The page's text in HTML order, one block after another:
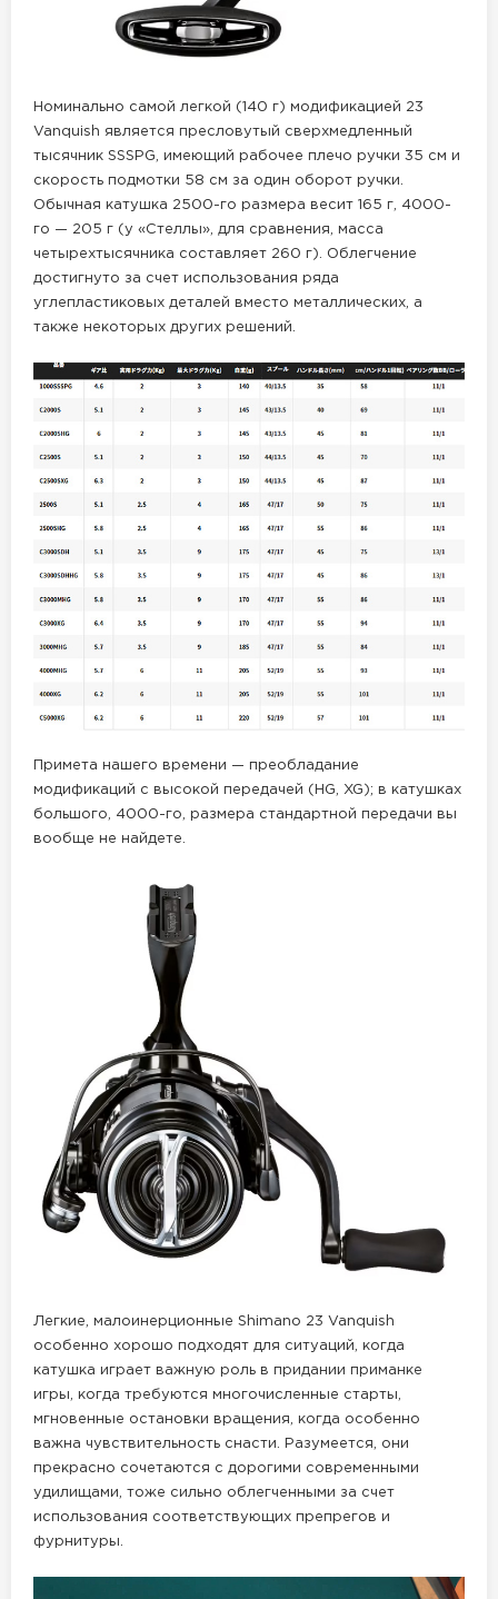
Номинально самой легкой (140 г) модификацией 23
Vanquish является пресловутый сверхмедленный
тысячник SSSPG, имеющий рабочее плечо ручки 35 см и
скорость подмотки 58 см за один оборот ручки.
Обычная катушка 2500-го размера весит 165 г, 4000-
го — 205 г (у «Стеллы», для сравнения, масса
четырехтысячника составляет 260 г). Облегчение
достигнуто за счет использования ряда
углепластиковых деталей вместо металлических, а
также некоторых других решений.
Примета нашего времени — преобладание
модификаций с высокой передачей (HG, XG); в катушках
большого, 4000-го, размера стандартной передачи вы
вообще не найдете.
Легкие, малоинерционные Shimano 23 Vanquish
особенно хорошо подходят для ситуаций, когда
катушка играет важную роль в придании приманке
игры, когда требуются многочисленные старты,
мгновенные остановки вращения, когда особенно
важна чувствительность снасти. Разумеется, они
прекрасно сочетаются с дорогими современными
удилищами, тоже сильно облегченными за счет
использования соответствующих препрегов и
фурнитуры.